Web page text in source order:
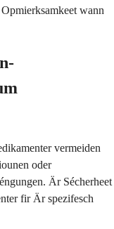
wann
vermeiden
oder
Är Sécherheet
fir Är spezifesch